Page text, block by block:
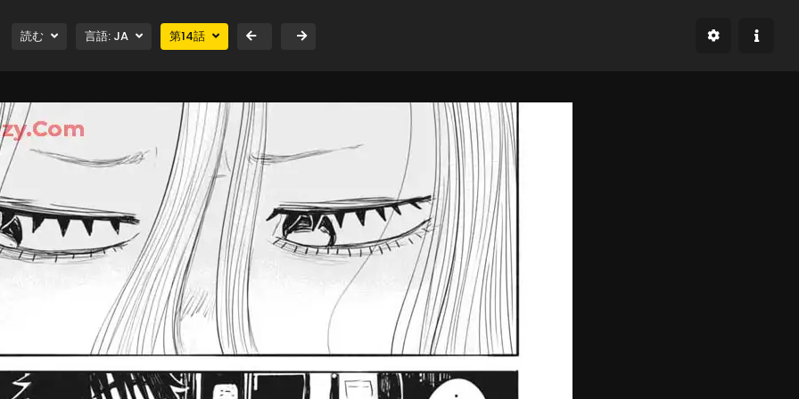
読む 言語: JA 第14話